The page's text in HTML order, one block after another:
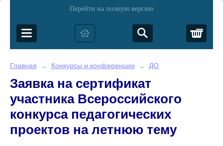
Перейти на полную версию
Главная → Конкурсы и конференции → ДО
Заявка на сертификат
участника Всероссийского
конкурса педагогических
проектов на летнюю тему